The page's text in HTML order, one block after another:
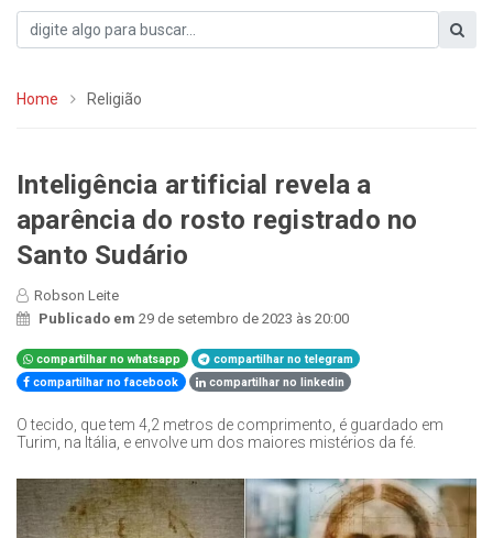
Home Religião
Inteligência artificial revela a
aparência do rosto registrado no
Santo Sudário
Robson Leite
Publicado em 29 de setembro de 2023 às 20:00
compartilhar no whatsapp
compartilhar no telegram
compartilhar no facebook
compartilhar no linkedin
O tecido, que tem 4,2 metros de comprimento, é guardado em
Turim, na Itália, e envolve um dos maiores mistérios da fé.